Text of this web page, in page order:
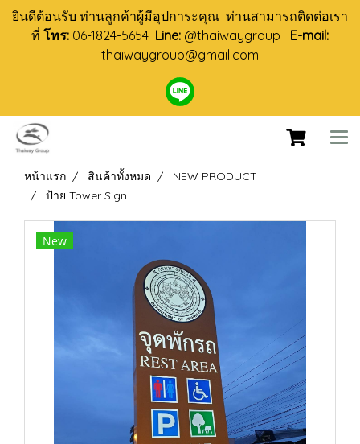
ยินดีต้อนรับ ท่านลูกค้าผู้มีอุปการะคุณ ท่านสามารถติดต่อเรา
ที่ โทร: 06-1824-5654 Line: @thaiwaygroup E-mail:
thaiwaygroup@gmail.com
หน้าแรก สินค้าทั้งหมด
NEW PRODUCT
ป้าย Tower Sign
New